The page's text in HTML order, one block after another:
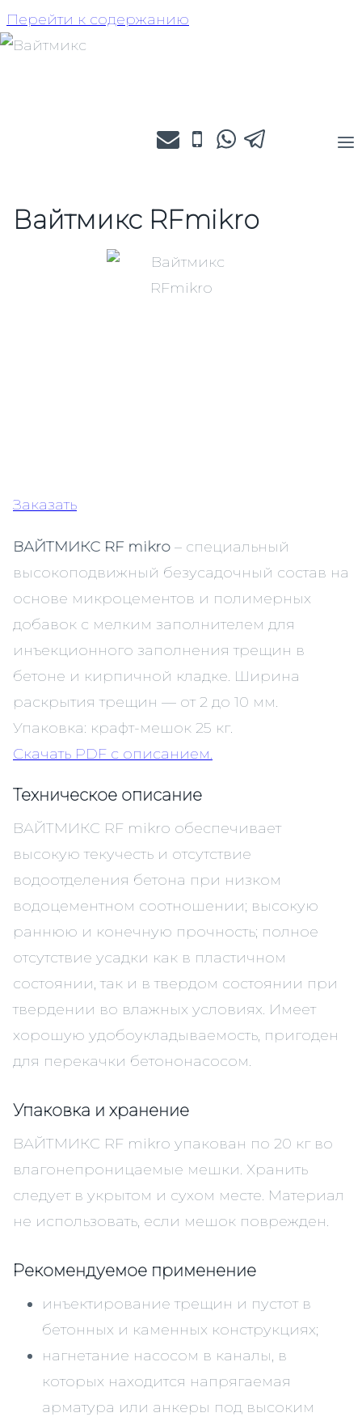
Перейти к содержанию
Вайтмикс RFmikro
Заказать
ВАЙТМИКС RF mikro – специальный
высокоподвижный безусадочный состав на
основе микроцементов и полимерных
добавок с мелким заполнителем для
инъекционного заполнения трещин в
бетоне и кирпичной кладке. Ширина
раскрытия трещин — от 2 до 10 мм.
Упаковка: крафт-мешок 25 кг.
Скачать PDF c описанием.
Техническое описание
ВАЙТМИКС RF mikro обеспечивает
высокую текучесть и отсутствие
водоотделения бетона при низком
водоцементном соотношении; высокую
раннюю и конечную прочность; полное
отсутствие усадки как в пластичном
состоянии, так и в твердом состоянии при
твердении во влажных условиях. Имеет
хорошую удобоукладываемость, пригоден
для перекачки бетононасосом.
Упаковка и хранение
ВАЙТМИКС RF mikro упакован по 20 кг во
влагонепроницаемые мешки. Хранить
следует в укрытом и сухом месте. Материал
не использовать, если мешок поврежден.
Рекомендуемое применение
инъектирование трещин и пустот в
бетонных и каменных конструкциях;
нагнетание насосом в каналы, в
которых находится напрягаемая
арматура или анкеры под высоким